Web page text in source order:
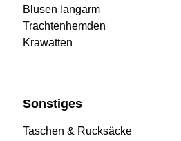
Blusen langarm
Trachtenhemden
Krawatten
Sonstiges
Taschen & Rucksäcke